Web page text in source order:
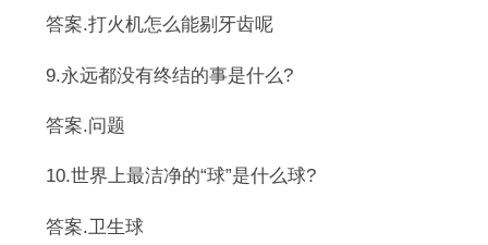
答案.打火机怎么能剔牙齿呢
9.永远都没有终结的事是什么?
答案.问题
10.世界上最洁净的“球”是什么球?
答案.卫生球